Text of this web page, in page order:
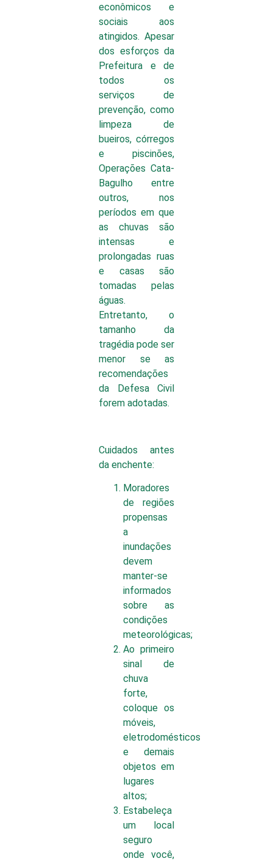
econômicos e
sociais aos
atingidos. Apesar
dos esforços da
Prefeitura e de
todos os
serviços de
prevenção, como
limpeza de
bueiros, córregos
e piscinões,
Operações Cata-
Bagulho entre
outros, nos
períodos em que
as chuvas são
intensas e
prolongadas ruas
e casas são
tomadas pelas
águas.
Entretanto, o
tamanho da
tragédia pode ser
menor se as
recomendações
da Defesa Civil
forem adotadas.
Cuidados antes
da enchente:
Moradores
de regiões
propensas
a
inundações
devem
manter-se
informados
sobre as
condições
meteorológicas;
Ao primeiro
sinal de
chuva
forte,
coloque os
móveis,
eletrodomésticos
e demais
objetos em
lugares
altos;
Estabeleça
um local
seguro
onde você,